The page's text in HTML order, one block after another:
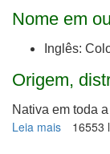
Nome em
Inglês:
Origem,
Nativa em toda
Leia mais sobre
16553